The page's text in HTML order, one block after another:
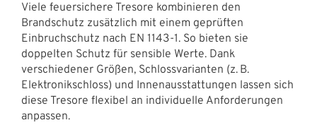
Viele feuersichere Tresore kombinieren den
Brandschutz zusätzlich mit einem geprüften
Einbruchschutz nach EN 1143-1. So bieten sie
doppelten Schutz für sensible Werte. Dank
verschiedener Größen, Schlossvarianten (z. B.
Elektronikschloss) und Innenausstattungen lassen sich
diese Tresore flexibel an individuelle Anforderungen
anpassen.